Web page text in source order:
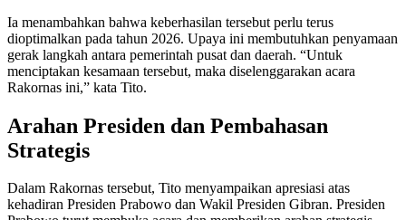
Ia menambahkan bahwa keberhasilan tersebut perlu terus
dioptimalkan pada tahun 2026. Upaya ini membutuhkan penyamaan
gerak langkah antara pemerintah pusat dan daerah. “Untuk
menciptakan kesamaan tersebut, maka diselenggarakan acara
Rakornas ini,” kata Tito.
Arahan Presiden dan Pembahasan
Strategis
Dalam Rakornas tersebut, Tito menyampaikan apresiasi atas
kehadiran Presiden Prabowo dan Wakil Presiden Gibran. Presiden